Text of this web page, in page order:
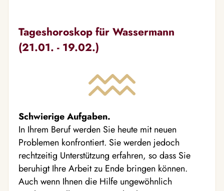
Tageshoroskop für Wassermann
(21.01. - 19.02.)
Schwierige Aufgaben.
In Ihrem Beruf werden Sie heute mit neuen
Problemen konfrontiert. Sie werden jedoch
rechtzeitig Unterstützung erfahren, so dass Sie
beruhigt Ihre Arbeit zu Ende bringen können.
Auch wenn Ihnen die Hilfe ungewöhnlich